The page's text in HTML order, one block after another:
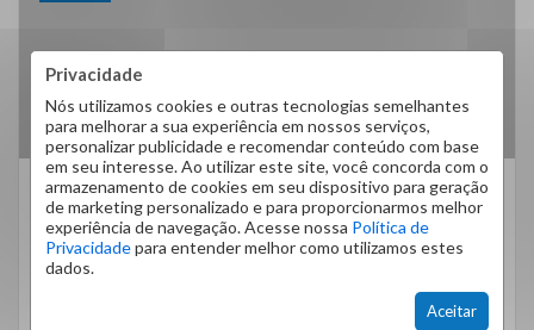
Privacidade
Nós utilizamos cookies e outras tecnologias semelhantes
para melhorar a sua experiência em nossos serviços,
personalizar publicidade e recomendar conteúdo com base
em seu interesse. Ao utilizar este site, você concorda com o
armazenamento de cookies em seu dispositivo para geração
de marketing personalizado e para proporcionarmos melhor
experiência de navegação. Acesse nossa Política de
Privacidadepara entender melhor como utilizamos estes
dados.
Aceitar
Notícias para Condomínios
Adiamento Das Assembleias De
Eleição De Síndico